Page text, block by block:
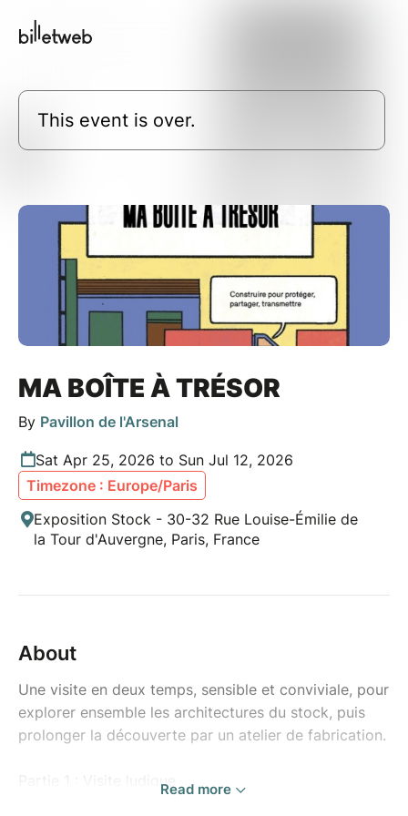
This event is over.
MA BOÎTE À TRÉSOR
By Pavillon de l'Arsenal
Sat Apr 25, 2026 to Sun Jul 12, 2026
Timezone : Europe/Paris
Exposition Stock - 30-32 Rue Louise-Émilie de
la Tour d'Auvergne, Paris, France
About
Une visite en deux temps, sensible et conviviale, pour
explorer ensemble les architectures du stock, puis
prolonger la découverte par un atelier de fabrication.
Partie 1 : Visite ludiqueRead more